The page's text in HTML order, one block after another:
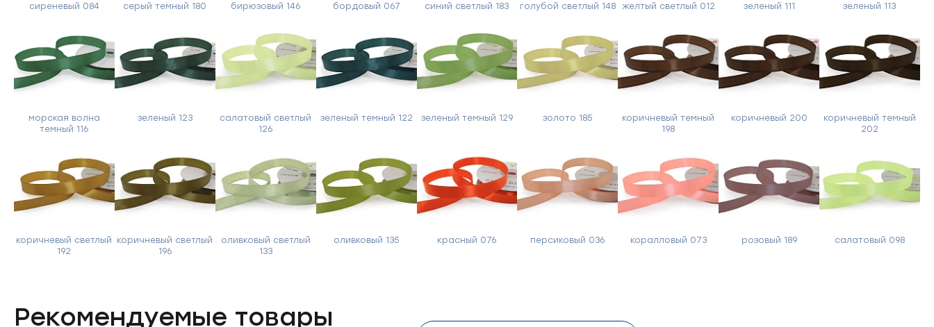
сиреневый 084 серый темный 180 бирюзовый 146 бордовый 067 синий светлый 183 голубой светлый 148 желтый светлый 012 зеленый 111 зеленый 113
морская волна
темный 116
зеленый 123
салатовый светлый
126
зеленый темный 122 зеленый темный 129 золото 185
коричневый темный
198
коричневый 200
коричневый темный
202
коричневый светлый
192
коричневый светлый
196
оливковый светлый
133
оливковый 135 красный 076 персиковый 036 коралловый 073 розовый 189 салатовый 098
Рекомендуемые товары
Отправить